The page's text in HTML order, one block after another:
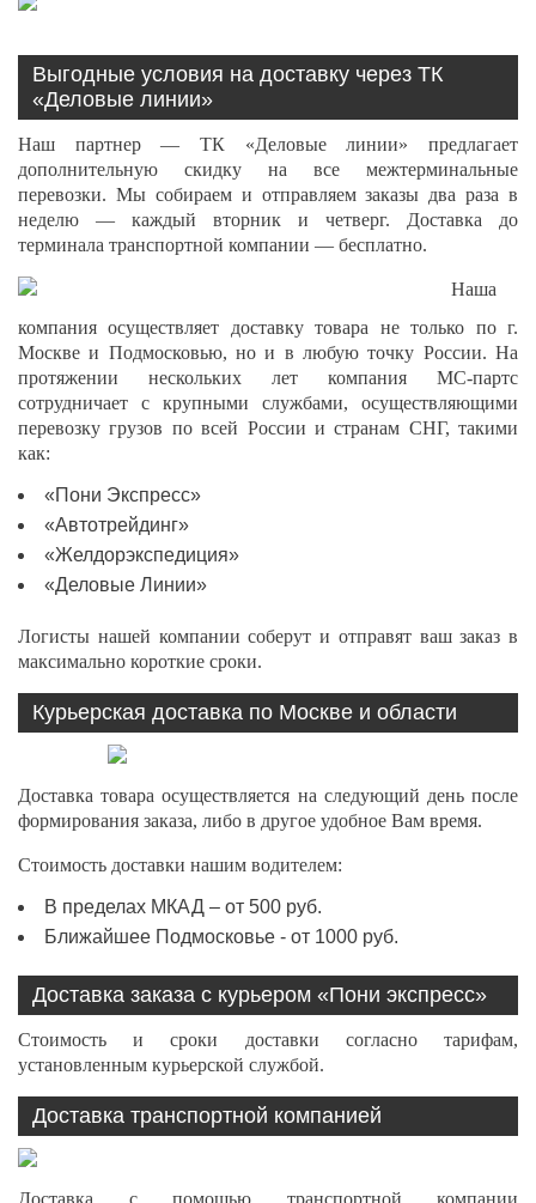
Выгодные условия на доставку через ТК
«Деловые линии»
Наш партнер — ТК «Деловые линии» предлагает
дополнительную скидку на все межтерминальные
перевозки. Мы собираем и отправляем заказы два раза в
неделю — каждый вторник и четверг. Доставка до
терминала транспортной компании — бесплатно.
Наша
компания осуществляет доставку товара не только по г.
Москве и Подмосковью, но и в любую точку России. На
протяжении нескольких лет компания МС-партс
сотрудничает с крупными службами, осуществляющими
перевозку грузов по всей России и странам СНГ, такими
как:
«Пони Экспресс»
«Автотрейдинг»
«Желдорэкспедиция»
«Деловые Линии»
Логисты нашей компании соберут и отправят ваш заказ в
максимально короткие сроки.
Курьерская доставка по Москве и области
Доставка товара осуществляется на следующий день после
формирования заказа, либо в другое удобное Вам время.
Стоимость доставки нашим водителем:
В пределах МКАД – от 500 руб.
Ближайшее Подмосковье - от 1000 руб.
Доставка заказа с курьером «Пони экспресс»
Стоимость и сроки доставки согласно тарифам,
установленным курьерской службой.
Доставка транспортной компанией
Доставка с помощью транспортной компании